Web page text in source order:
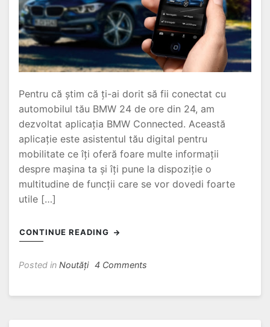
Pentru că știm că ți-ai dorit să fii conectat cu
automobilul tău BMW 24 de ore din 24, am
dezvoltat aplicația BMW Connected. Această
aplicație este asistentul tău digital pentru
mobilitate ce îți oferă foare multe informații
despre mașina ta și îți pune la dispoziție o
multitudine de funcții care se vor dovedi foarte
utile […]
CONTINUE READING
Posted in Noutăți 4 Comments